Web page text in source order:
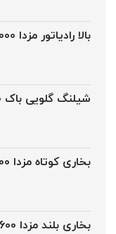
بالا رادیاتور مزدا 2000
شیلنگ گلویی باک 1600
بخاری کوتاه مزدا 1600
بخاری بلند مزدا 1600